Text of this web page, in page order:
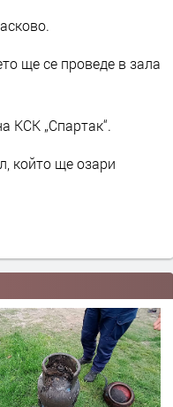
ще се проведе в зала
КСК „Спартак“.
който ще озари